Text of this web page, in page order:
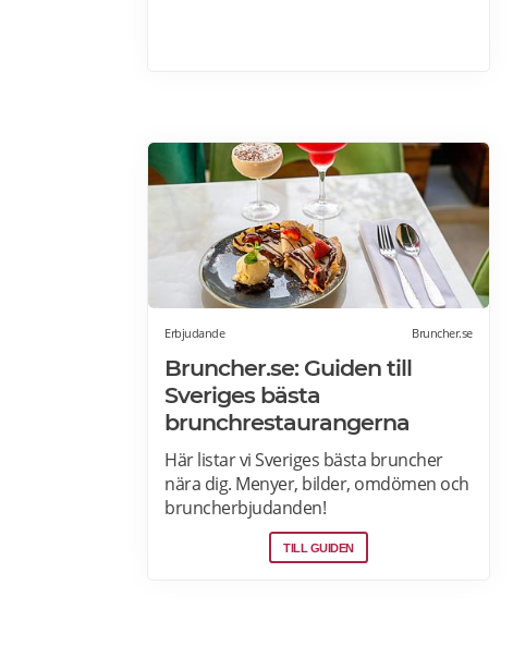
Erbjudande Bruncher.se
Bruncher.se: Guiden till
Sveriges bästa
brunchrestaurangerna
Här listar vi Sveriges bästa bruncher
nära dig. Menyer, bilder, omdömen och
bruncherbjudanden!
TILL GUIDEN